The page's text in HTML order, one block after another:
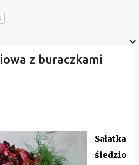
z buraczkami
Sałatka
śledzio